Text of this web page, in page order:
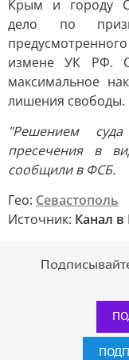
Крым и городу
дело по
измене УК РФ.
максимальное
лишения свободы.
"Решением
пресечения в
сообщили в ФСБ.
Гео: Севастополь
Источник: Канал